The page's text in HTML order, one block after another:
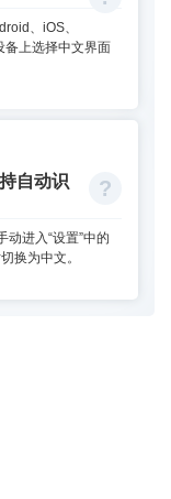
、iOS、
备上选择中文界面
自动识
进入“设置”中的
换为中文。